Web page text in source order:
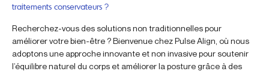
traitements conservateurs ?
Recherchez-vous des solutions non traditionnelles pour
améliorer votre bien-être ? Bienvenue chez Pulse Align, où nous
adoptons une approche innovante et non invasive pour soutenir
l’équilibre naturel du corps et améliorer la posture grâce à des